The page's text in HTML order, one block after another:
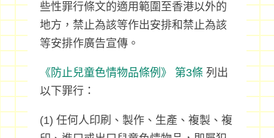
些性罪行條文的適用範圍至香港以外的
地方，禁止為該等作出安排和禁止為該
等安排作廣告宣傳。
《防止兒童色情物品條例》 第3條 列出
以下罪行：
(1) 任何人印刷、製作、生產、複製、複